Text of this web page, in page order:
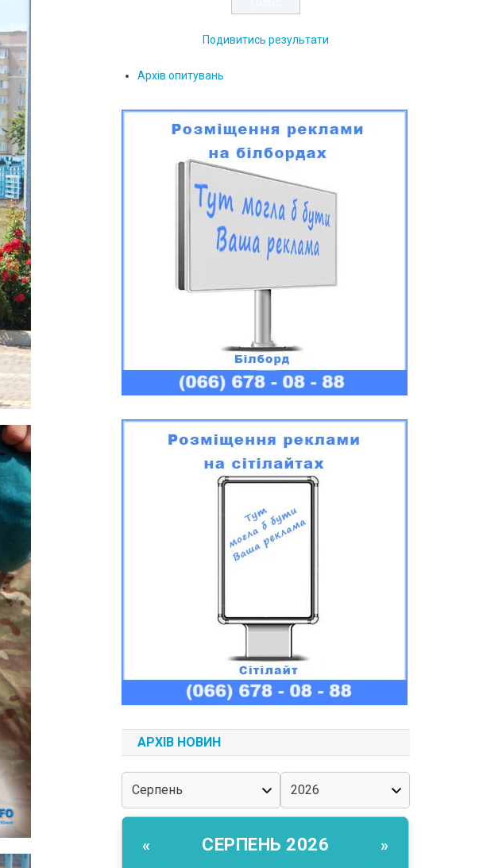
Подивитись результати
Архів опитувань
АРХІВ НОВИН
« СЕРПЕНЬ 2026 »